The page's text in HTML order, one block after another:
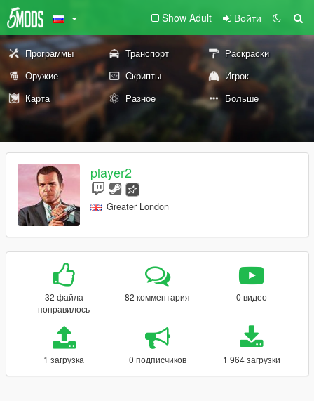
Show Adult Войти
Программы Транспорт
Раскраски
Оружие
Скрипты
Игрок
Карта
Разное Больше
player2
Greater London
32 файла
понравилось
82 комментария 0 видео
1 загрузка 0 подписчиков 1 964 загрузки